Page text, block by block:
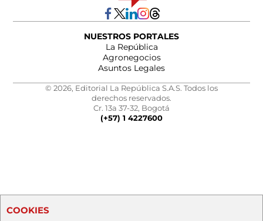
NUESTROS PORTALES
La República
Agronegocios
Asuntos Legales
© 2026, Editorial La República S.A.S. Todos los
derechos reservados.
Cr. 13a 37-32, Bogotá
(+57) 1 4227600
COOKIES